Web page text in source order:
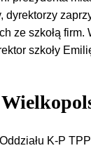
ze szkołą
szkoły
K-P